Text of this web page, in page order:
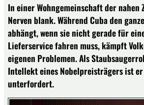
In einer Wohngemeinschaft der
Nerven blank. Während Cuba den
abhängt, wenn sie nicht gerade für
Lieferservice fahren muss, kämpft
eigenen Problemen. Als
Intellekt eines Nobelpreisträgers ist
unterfordert.